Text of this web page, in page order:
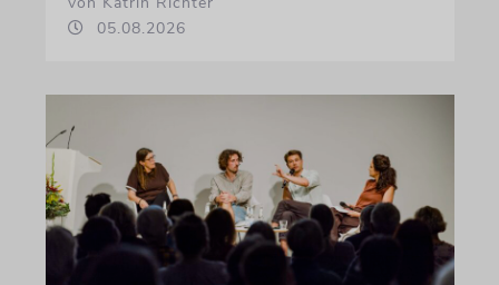
05.08.2026